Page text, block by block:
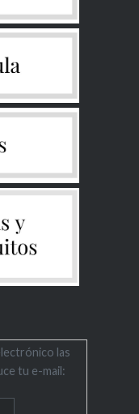
las
tu e-mail: